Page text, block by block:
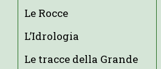
Le Rocce
L’Idrologia
Le tracce della Grande